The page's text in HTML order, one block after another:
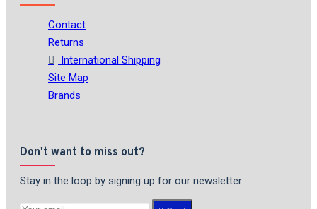
Contact
Returns
International Shipping
Site Map
Brands
Don't want to miss out?
Stay in the loop by signing up for our newsletter